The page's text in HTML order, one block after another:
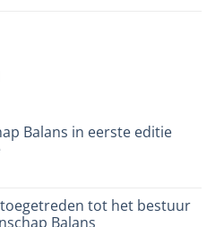
Balans in eerste editie
tot het bestuur
Balans